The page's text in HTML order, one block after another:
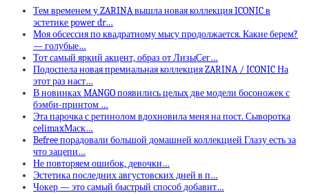
Тем временем у ZARINA вышла новая коллекция ICONIC в
эстетике power dr…
Моя обсессия по квадратному мысу продолжается. Какие берем?
— голубые…
Тот самый яркий акцент, образ от ЛизыСег…
Подоспела новая премиальная коллекция ZARINA / ICONIC На
этот раз наст…
В новинках MANGO появились целых две модели босоножек с
бэмби-принтом …
Эта парочка с ретинолом вдохновила меня на пост. Сыворотка
celimaxМаск…
Befree порадовали большой домашней коллекцией Глазу есть за
что зацепи…
Не повторяем ошибок, девочки…
Эстетика последних августовских дней в п…
Чокер — это самый быстрый способ добавит…